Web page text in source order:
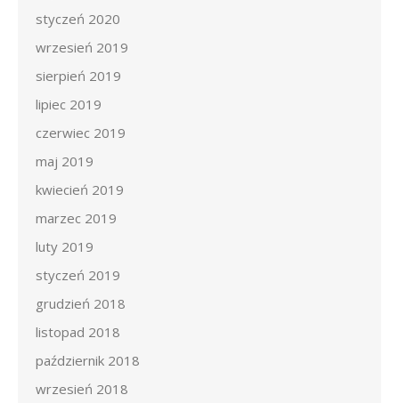
styczeń 2020
wrzesień 2019
sierpień 2019
lipiec 2019
czerwiec 2019
maj 2019
kwiecień 2019
marzec 2019
luty 2019
styczeń 2019
grudzień 2018
listopad 2018
październik 2018
wrzesień 2018